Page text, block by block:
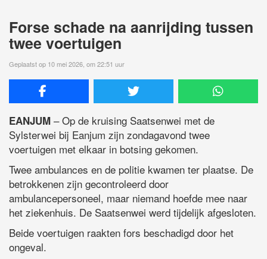
Forse schade na aanrijding tussen
twee voertuigen
Geplaatst op 10 mei 2026, om 22:51 uur
EANJUM – Op de kruising Saatsenwei met de
Sylsterwei bij Eanjum zijn zondagavond twee
voertuigen met elkaar in botsing gekomen.
Twee ambulances en de politie kwamen ter plaatse. De
betrokkenen zijn gecontroleerd door
ambulancepersoneel, maar niemand hoefde mee naar
het ziekenhuis. De Saatsenwei werd tijdelijk afgesloten.
Beide voertuigen raakten fors beschadigd door het
ongeval.